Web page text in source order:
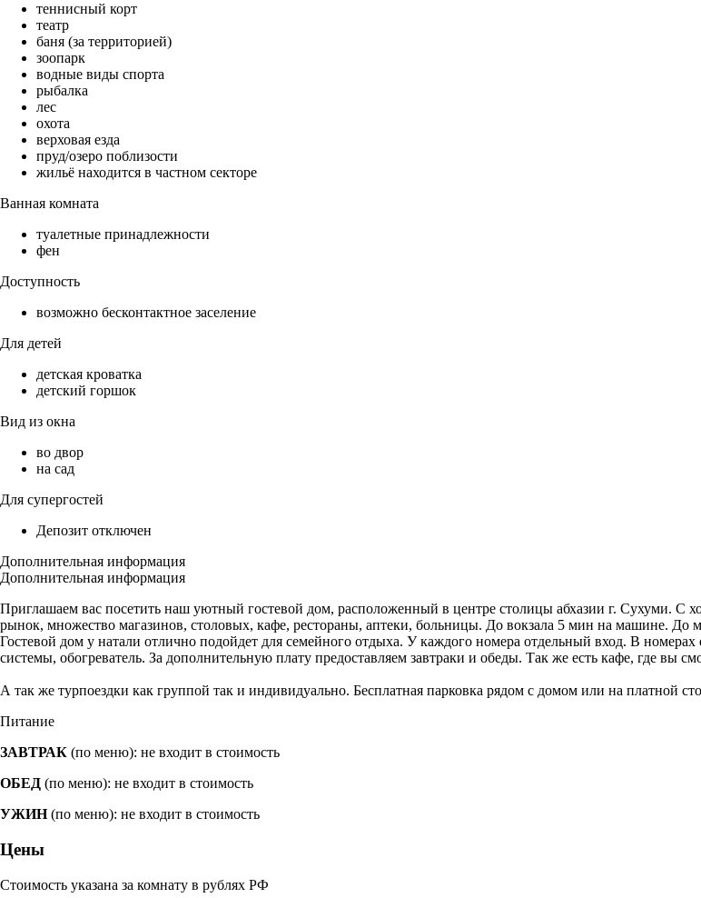
теннисный корт
театр
баня (за территорией)
зоопарк
водные виды спорта
рыбалка
лес
охота
верховая езда
пруд/озеро поблизости
жильё находится в частном секторе
Ванная комната
туалетные принадлежности
фен
Доступность
возможно бесконтактное заселение
Для детей
детская кроватка
детский горшок
Вид из окна
во двор
на сад
Для супергостей
Депозит отключен
Дополнительная информация
Дополнительная информация
Приглашаем вас посетить наш уютный гостевой дом, расположенный в центре столицы абхазии г. Сухуми. С
рынок, множество магазинов, столовых, кафе, рестораны, аптеки, больницы. До вокзала 5 мин на машине. До
Гостевой дом у натали отлично подойдет для семейного отдыха. У каждого номера отдельный вход. В
системы, обогреватель. За дополнительную плату предоставляем завтраки и обеды. Так же есть кафе, где вы
А так же турпоездки как группой так и индивидуально. Бесплатная парковка рядом с домом или на платной
Питание
ЗАВТРАК (по меню): не входит в стоимость
ОБЕД (по меню): не входит в стоимость
УЖИН(по меню): не входит в стоимость
Цены
Стоимость указана за комнату в рублях РФ